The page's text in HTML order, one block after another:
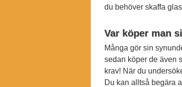
du behöver skaffa
Var köper man
Många gör sin
sedan köper de även
krav! När du
Du kan alltså begära